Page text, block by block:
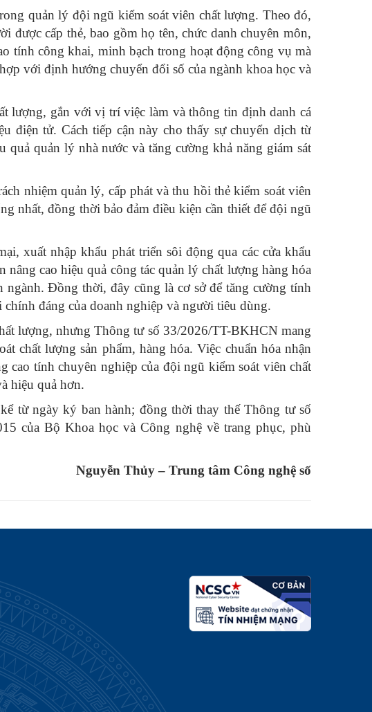
quản lý đội ngũ kiểm soát viên chất lượng. Theo đó,
được cấp thẻ, bao gồm họ tên, chức danh chuyên môn,
tính công khai, minh bạch trong hoạt động công vụ mà
với định hướng chuyển đổi số của ngành khoa học và
lượng, gắn với vị trí việc làm và thông tin định danh cá
điện tử. Cách tiếp cận này cho thấy sự chuyển dịch từ
quản lý nhà nước và tăng cường khả năng giám sát
nhiệm quản lý, cấp phát và thu hồi thẻ kiểm soát viên
nhất, đồng thời bảo đảm điều kiện cần thiết để đội ngũ
xuất nhập khẩu phát triển sôi động qua các cửa khẩu
cao hiệu quả công tác quản lý chất lượng hàng hóa
Đồng thời, đây cũng là cơ sở để tăng cường tính
đáng của doanh nghiệp và người tiêu dùng.
lượng, nhưng Thông tư số 33/2026/TT-BKHCN mang
chất lượng sản phẩm, hàng hóa. Việc chuẩn hóa nhận
tính chuyên nghiệp của đội ngũ kiểm soát viên chất
hiệu quả hơn.
từ ngày ký ban hành; đồng thời thay thế Thông tư số
của Bộ Khoa học và Công nghệ về trang phục, phù
Nguyễn Thủy – Trung tâm Công nghệ số